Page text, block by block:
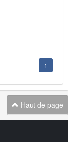
1
Haut de page